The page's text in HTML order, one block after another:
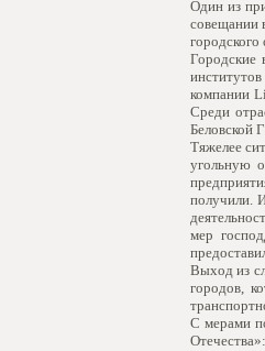
Один из
совещании
Городские
компании
Среди
Беловской
Тяжелее
угольную
получили.
мер
Выход из
городов,
С мерами